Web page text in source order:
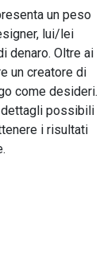
un peso
lui/lei
denaro. Oltre ai
un creatore di
come desideri.
possibili
i risultati